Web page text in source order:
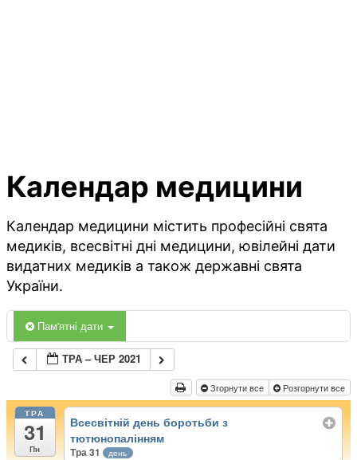
Календар медицини
Календар медицини містить професійні свята
медиків, всесвітні дні медицини, ювілейні дати
видатних медиків а також державні свята
України.
Пам'ятні дати
ТРА – ЧЕР 2021
Згорнути все Розгорнути все
ТРА
31
Пн
Всесвітній день боротьби з
тютюнопалінням
Тра 31 день